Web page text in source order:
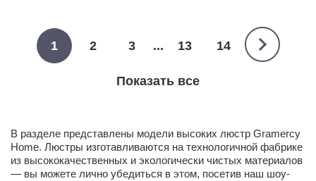
1 2 3 ... 13 14
Показать все
В разделе представлены модели высоких люстр Gramercy
Home. Люстры изготавливаются на технологичной фабрике
из высококачественных и экологически чистых материалов
— вы можете лично убедиться в этом, посетив наш шоу-